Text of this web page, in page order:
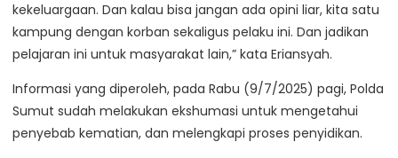
kekeluargaan. Dan kalau bisa jangan ada opini liar, kita satu
kampung dengan korban sekaligus pelaku ini. Dan jadikan
pelajaran ini untuk masyarakat lain,” kata Eriansyah.
Informasi yang diperoleh, pada Rabu (9/7/2025) pagi, Polda
Sumut sudah melakukan ekshumasi untuk mengetahui
penyebab kematian, dan melengkapi proses penyidikan.